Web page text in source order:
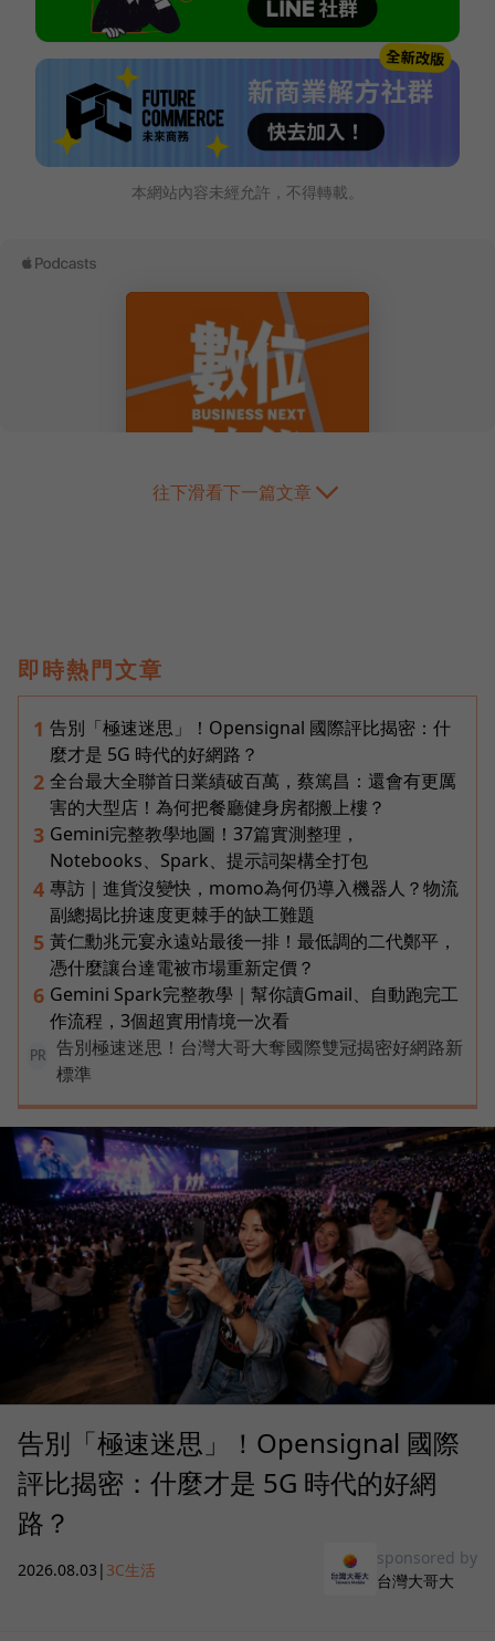
本網站內容未經允許，不得轉載。
往下滑看下一篇文章
即時熱門文章
1 告別「極速迷思」！Opensignal 國際評比揭密：什
麼才是 5G 時代的好網路？
2 全台最大全聯首日業績破百萬，蔡篤昌：還會有更厲
害的大型店！為何把餐廳健身房都搬上樓？
3 Gemini完整教學地圖！37篇實測整理，
Notebooks、Spark、提示詞架構全打包
4 專訪｜進貨沒變快，momo為何仍導入機器人？物流
副總揭比拚速度更棘手的缺工難題
5 黃仁勳兆元宴永遠站最後一排！最低調的二代鄭平，
憑什麼讓台達電被市場重新定價？
6 Gemini Spark完整教學｜幫你讀Gmail、自動跑完工
作流程，3個超實用情境一次看
PR
告別極速迷思！台灣大哥大奪國際雙冠揭密好網路新
標準
告別「極速迷思」！Opensignal 國際
評比揭密：什麼才是 5G 時代的好網
路？
2026.08.03 | 3C生活
sponsored by
台灣大哥大